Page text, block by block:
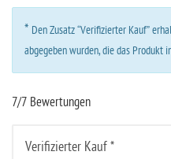
* Den Zusatz “Verifizierter Kauf”
abgegeben wurden, die das Produkt
7/7 Bewertungen
Verifizierter Kauf *